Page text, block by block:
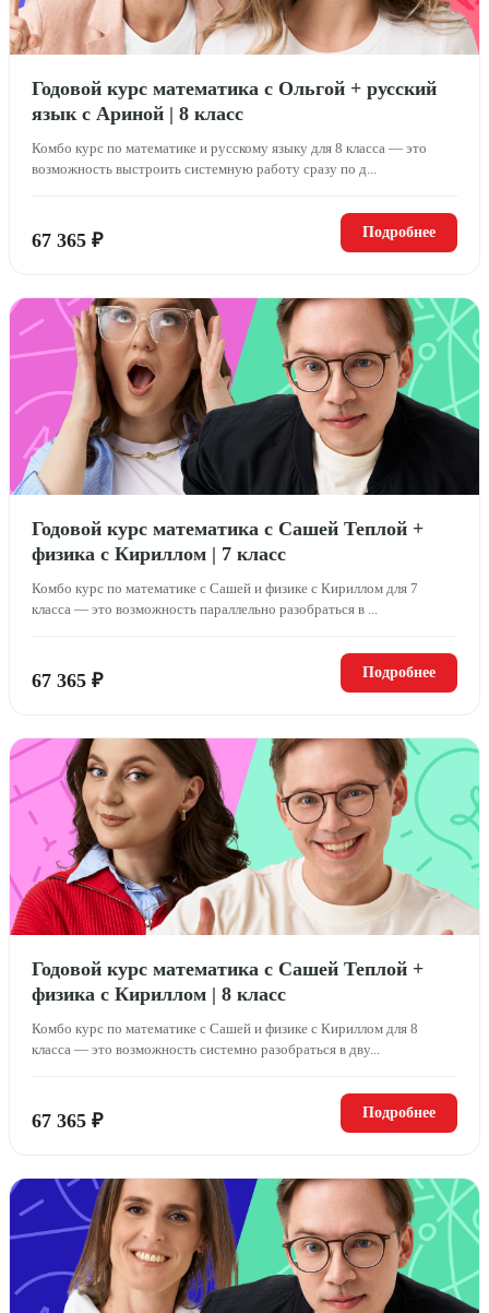
Годовой курс математика с Ольгой + русский
язык с Ариной | 8 класс
Комбо курс по математике и русскому языку для 8 класса — это
возможность выстроить системную работу сразу по д...
67 365 ₽ Подробнее
Годовой курс математика с Сашей Теплой +
физика с Кириллом | 7 класс
Комбо курс по математике с Сашей и физике с Кириллом для 7
класса — это возможность параллельно разобраться в ...
67 365 ₽ Подробнее
Годовой курс математика с Сашей Теплой +
физика с Кириллом | 8 класс
Комбо курс по математике с Сашей и физике с Кириллом для 8
класса — это возможность системно разобраться в дву...
67 365 ₽ Подробнее